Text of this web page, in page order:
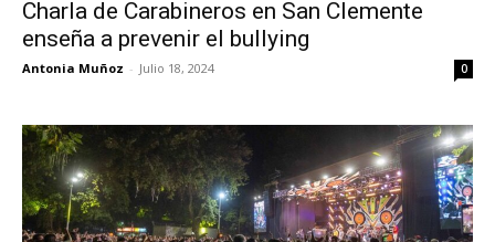
Charla de Carabineros en San Clemente
enseña a prevenir el bullying
Antonia Muñoz - Julio 18, 2024 0